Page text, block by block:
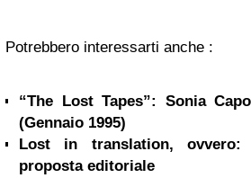
Potrebbero interessarti anche :
“The Lost Tapes”: Sonia
(Gennaio 1995)
Lost in translation,
proposta editoriale